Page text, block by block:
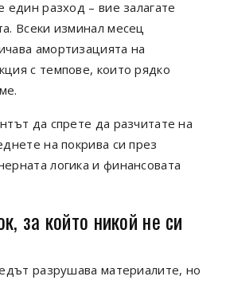
един разход – вие залагате
Всеки изминал месец
амортизацията на
с темпове, които рядко
да спрете да разчитате на
на покрива си през
логика и финансовата
за който никой не си
разрушава материалите, но